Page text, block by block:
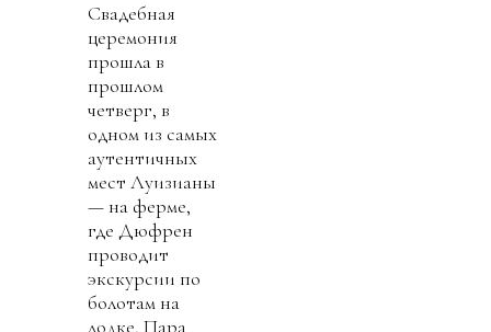
Свадебная
церемония
прошла в
прошлом
четверг, в
одном из самых
аутентичных
мест Луизианы
— на ферме,
где Дюфрен
проводит
экскурсии по
болотам на
лодке. Пара